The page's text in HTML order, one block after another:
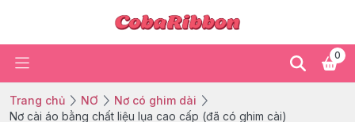
0
Trang chủ NƠ
Nơ có ghim dài
Nơ cài áo bằng chất liệu lụa cao cấp (đã có ghim cài)